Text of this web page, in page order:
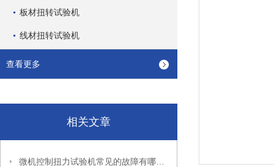
板材扭转试验机
线材扭转试验机
查看更多
相关文章